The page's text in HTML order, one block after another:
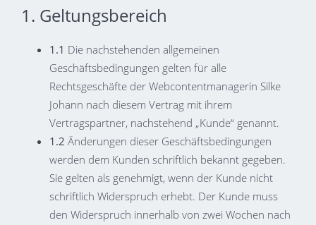
1. Geltungsbereich
1.1 Die nachstehenden allgemeinen
Geschäftsbedingungen gelten für alle
Rechtsgeschäfte der Webcontentmanagerin Silke
Johann nach diesem Vertrag mit ihrem
Vertragspartner, nachstehend „Kunde“ genannt.
1.2 Änderungen dieser Geschäftsbedingungen
werden dem Kunden schriftlich bekannt gegeben.
Sie gelten als genehmigt, wenn der Kunde nicht
schriftlich Widerspruch erhebt. Der Kunde muss
den Widerspruch innerhalb von zwei Wochen nach